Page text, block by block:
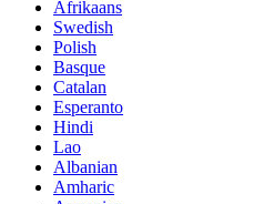
Afrikaans
Swedish
Polish
Basque
Catalan
Esperanto
Hindi
Lao
Albanian
Amharic